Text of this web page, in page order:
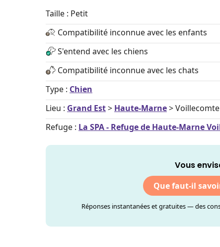
Taille : Petit
Compatibilité inconnue avec les enfants
S'entend avec les chiens
Compatibilité inconnue avec les chats
Type : Chien
Lieu : Grand Est> Haute-Marne> Voillecomte
Refuge : La SPA - Refuge de Haute-Marne
Vous
Que faut-il
Réponses instantanées et gratuites — des